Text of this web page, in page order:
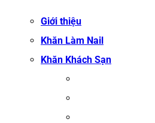
Giới thiệu
Khăn Làm Nail
Khăn Khách Sạn